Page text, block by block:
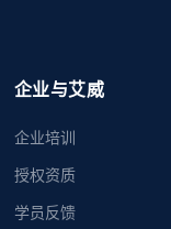
企业与艾威
企业培训
授权资质
学员反馈